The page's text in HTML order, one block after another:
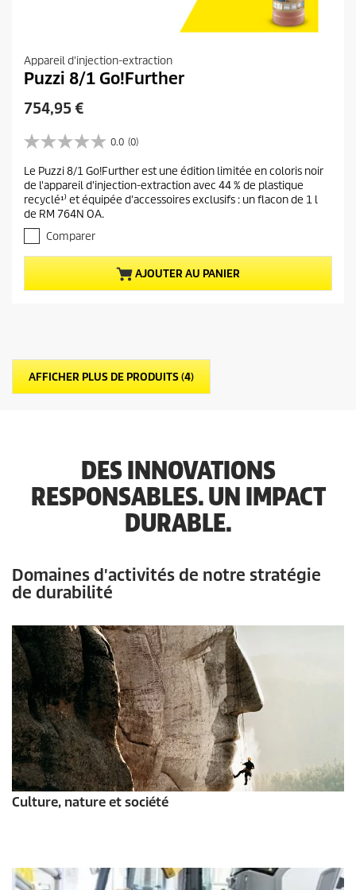
Appareil d'injection-extraction
Puzzi 8/1 Go!Further
P
i
a
c
t
u
e
l
d
d
u
754,95 €
0.0 (0)
0
0
s
u
r
é
t
o
i
Le Puzzi 8/1 Go!Further est une édition limitée en coloris noir
de l'appareil d'injection-extraction avec 44 % de plastique
recyclé¹⁾ et équipée d'accessoires exclusifs : un flacon de 1 l
de RM 764N OA.
Comparer
AJOUTER AU PANIER
AFFICHER PLUS DE PRODUITS (4)
DES INNOVATIONS
RESPONSABLES. UN IMPACT
DURABLE.
Domaines d'activités de notre stratégie
de durabilité
Culture, nature et société